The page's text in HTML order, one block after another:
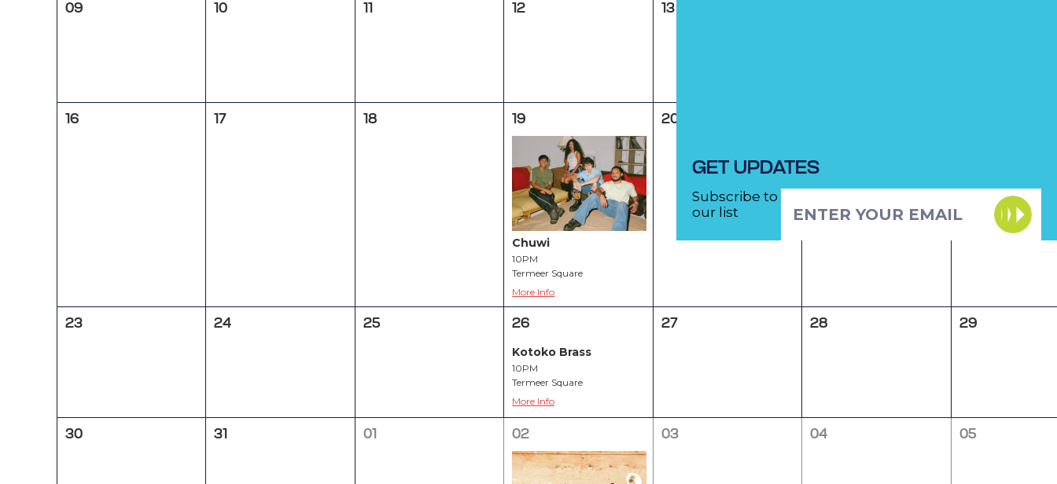
GET UPDATES
Subscribe to
our list
09 10 11 12 13
16 17 18 19
Chuwi
10PM
Termeer Square
More Info
20
23 24 25 26
Kotoko Brass
10PM
Termeer Square
More Info
27 28 29
30 31 01 02 03 04 05